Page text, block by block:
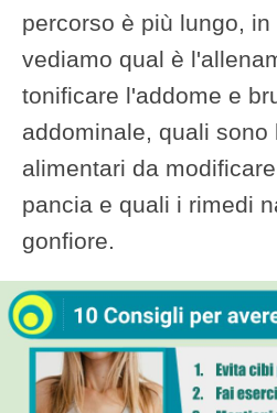
percorso è più lungo, in
vediamo qual è
tonificare l'addome e
addominale, quali sono
alimentari da
pancia e quali i rimedi
gonfiore.